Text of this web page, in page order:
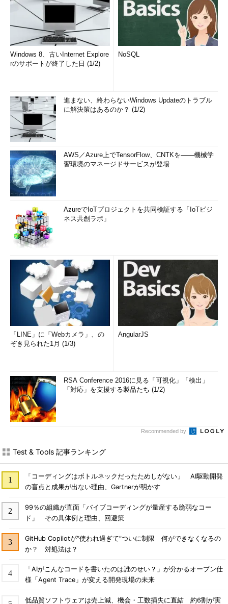
Windows 8、古いInternet Explore
rのサポートが終了した日 (1/2)
NoSQL
進まない、終わらないWindows Updateのトラブル
に解決策はあるのか？ (1/2)
AWS／Azure上でTensorFlow、CNTKを――機械学
習環境のマネージドサービスが登場
AzureでIoTプロジェクトを共同検証する「IoTビジ
ネス共創ラボ」
「LINE」に「Webカメラ」、の
ぞき見られた1月 (1/3)
AngularJS
RSA Conference 2016に見る「可視化」「検出」
「対応」を支援する製品たち (1/2)
Recommended by
Test & Tools 記事ランキング
「コーディングはボトルネックだったためしがない」 AI駆動開発
の盲点と成果が出ない理由、Gartnerが明かす
99％の組織が直面「バイブコーディングが量産する脆弱なコー
ド」 その具体例と理由、回避策
GitHub Copilotが“使われ過ぎて”ついに制限 何ができなくなるの
か？ 対処法は？
「AIがこんなコードを書いたのは誰のせい？」が分かるオープン仕
様「Agent Trace」が変える開発現場の未来
低品質ソフトウェアは売上減、機会・工数損失に直結 約6割が実